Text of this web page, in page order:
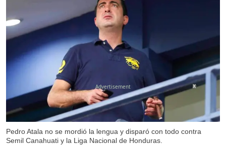
Pedro Atala no se mordió la lengua y disparó con todo contra
Semil Canahuati y la Liga Nacional de Honduras.
X